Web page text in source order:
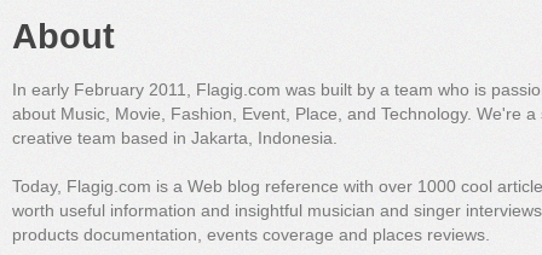
About
In early February 2011, Flagig.com was built by a team who is
about Music, Movie, Fashion, Event, Place, and Technology. We're a
creative team based in Jakarta, Indonesia.
Today, Flagig.com is a Web blog reference with over 1000 cool
worth useful information and insightful musician and singer
products documentation, events coverage and places reviews.